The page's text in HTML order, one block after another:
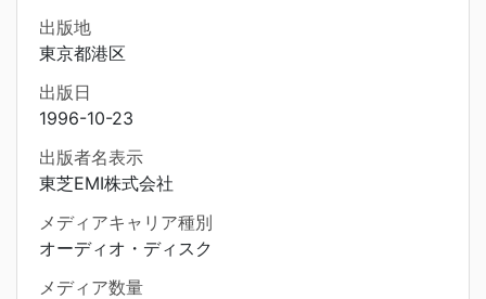
出版地
東京都港区
出版日
1996-10-23
出版者名表示
東芝EMI株式会社
メディアキャリア種別
オーディオ・ディスク
メディア数量